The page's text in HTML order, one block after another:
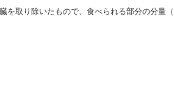
を取り除いたもので、食べられる部分の分量